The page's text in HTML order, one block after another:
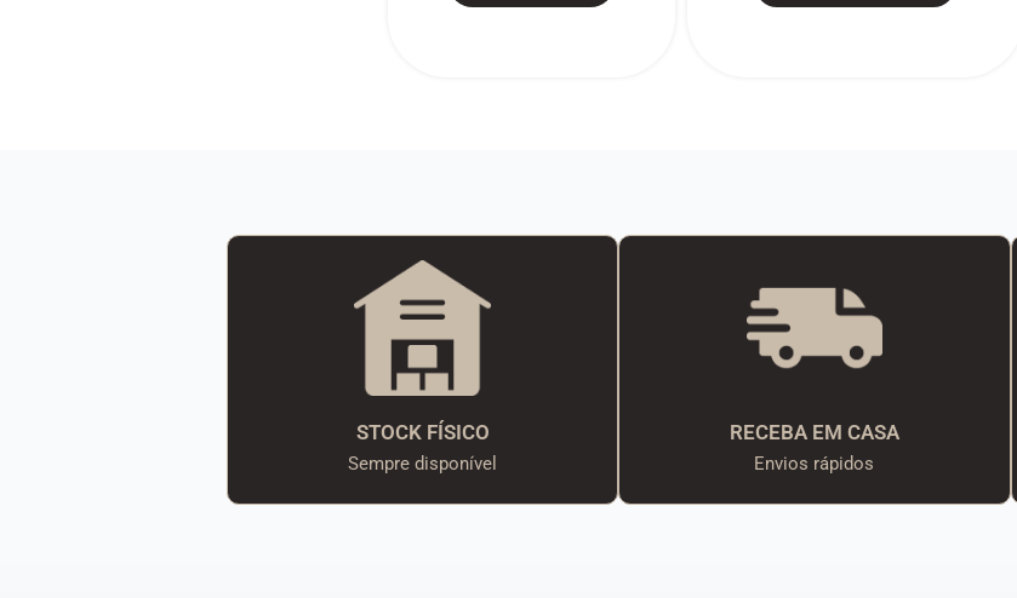
STOCK FÍSICO
Sempre disponível
RECEBA EM CASA
Envios rápidos